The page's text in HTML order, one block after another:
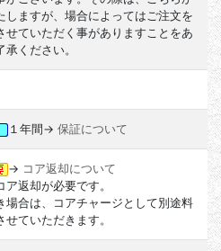
しますが、場合によってはご注文を
せていただく事がありますことをあ
承ください。
１年間→ 保証について
→ コア返却について
ア返却が必要です。
場合は、コアチャージとして別途料
せていただきます。